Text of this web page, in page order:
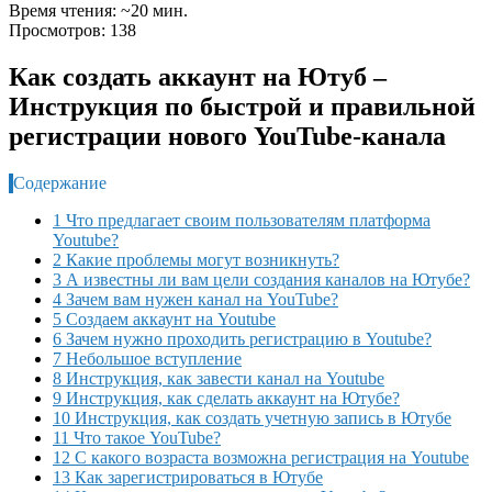
Время чтения: ~20 мин.
Просмотров: 138
Как создать аккаунт на Ютуб –
Инструкция по быстрой и правильной
регистрации нового YouTube-канала
Содержание
1 Что предлагает своим пользователям платформа
Youtube?
2 Какие проблемы могут возникнуть?
3 А известны ли вам цели создания каналов на Ютубе?
4 Зачем вам нужен канал на YouTube?
5 Создаем аккаунт на Youtube
6 Зачем нужно проходить регистрацию в Youtube?
7 Небольшое вступление
8 Инструкция, как завести канал на Youtube
9 Инструкция, как сделать аккаунт на Ютубе?
10 Инструкция, как создать учетную запись в Ютубе
11 Что такое YouTube?
12 С какого возраста возможна регистрация на Youtube
13 Как зарегистрироваться в Ютубе